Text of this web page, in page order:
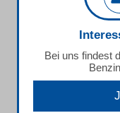
Bei uns findest